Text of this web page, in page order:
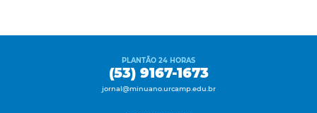
PLANTÃO 24 HORAS
(53) 9167-1673
jornal@minuano.urcamp.edu.br